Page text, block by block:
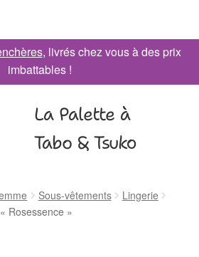
, livrés chez vous à des prix
imbattables !
La Palette à
Tabo & Tsuko
Sous-vêtements
Lingerie
Rosessence »